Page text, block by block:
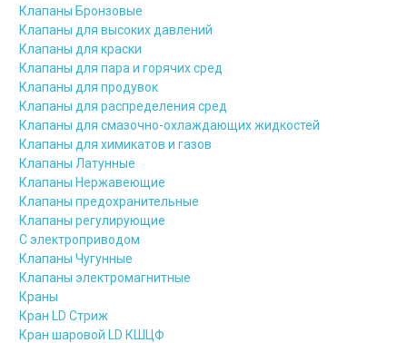
Клапаны Бронзовые
Клапаны для высоких давлений
Клапаны для краски
Клапаны для пара и горячих сред
Клапаны для продувок
Клапаны для распределения сред
Клапаны для смазочно-охлаждающих жидкостей
Клапаны для химикатов и газов
Клапаны Латунные
Клапаны Нержавеющие
Клапаны предохранительные
Клапаны регулирующие
С электроприводом
Клапаны Чугунные
Клапаны электромагнитные
Краны
Кран LD Стриж
Кран шаровой LD КШЦФ